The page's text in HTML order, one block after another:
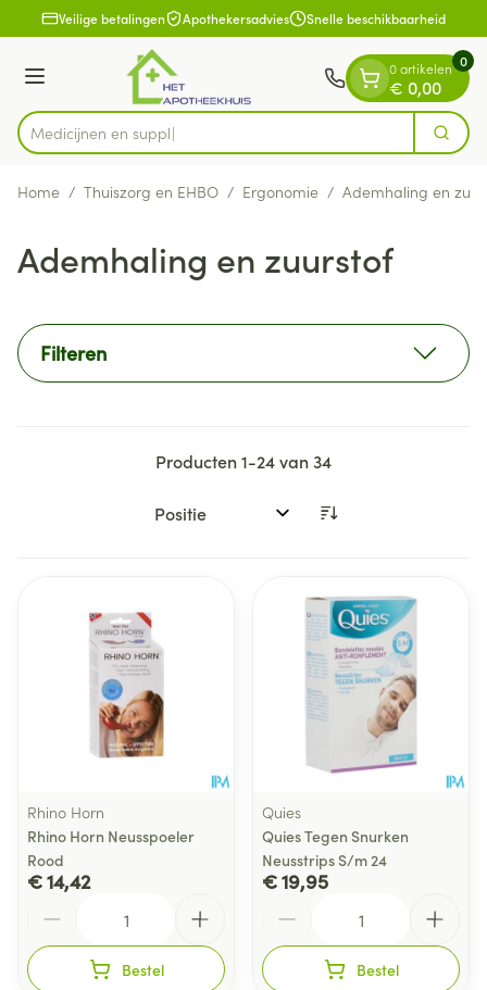
Ga naar de inhoud
1 van 1Veilige betalingen Apothekersadvies Snelle beschikbaarheid
Menu
Product, merk, categorie... Zoek
0 artikelen
€ 0,00
0
Home / Thuiszorg en EHBO / Ergonomie / Ademhaling en
Ademhaling en zuurstof
Filteren
Producten1-24van34
Sorteer op:
Rhino Horn
Rhino Horn Neusspoeler
Rood
€ 14,42
Bestel
Quies
Quies Tegen Snurken
Neusstrips S/m 24
€ 19,95
Bestel